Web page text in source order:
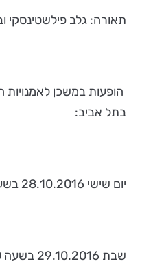
תאורה: גלב פילשטינסקי
הופעות במשכן
בתל אביב:
יום שישי 28.10.2016 בשעה 21:00